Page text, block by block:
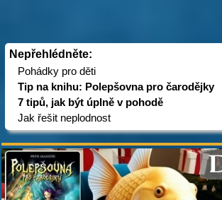
Nepřehlédněte:
Pohádky pro děti
Tip na knihu: Polepšovna pro čarodějky
7 tipů, jak být úplně v pohodě
Jak řešit neplodnost